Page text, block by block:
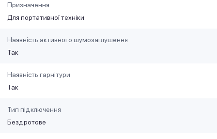
Призначення
Для портативної техніки
Наявність активного шумозаглушення
Так
Наявність гарнітури
Так
Тип підключення
Бездротове